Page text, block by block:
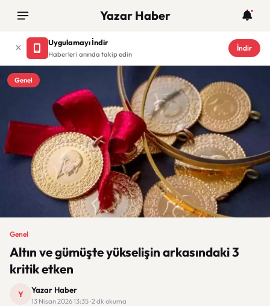
Yazar Haber
Uygulamayı İndir
Haberleri anında takip edin
İndir
Genel
Genel
Altın ve gümüşte yükselişin arkasındaki 3
kritik etken
Y Yazar Haber
13 Nisan 2026 13:35 · 2 dk okuma